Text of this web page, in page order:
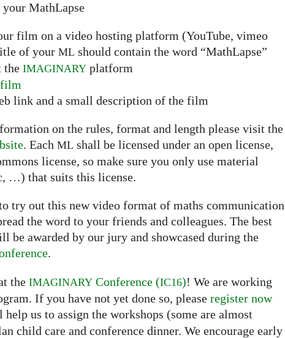
MathLapse
film on a video hosting platform (YouTube, vimeo
of your ML should contain the word “MathLapse”
the IMAGINARY platform
film
link and a small description of the film
on the rules, format and length please visit the
. Each ML shall be licensed under an open license,
license, so make sure you only use material
…) that suits this license.
try out this new video format of maths communication
the word to your friends and colleagues. The best
be awarded by our jury and showcased during the
.
the IMAGINARY Conference (IC16)! We are working
If you have not yet done so, please register now
us to assign the workshops (some are almost
child care and conference dinner. We encourage early